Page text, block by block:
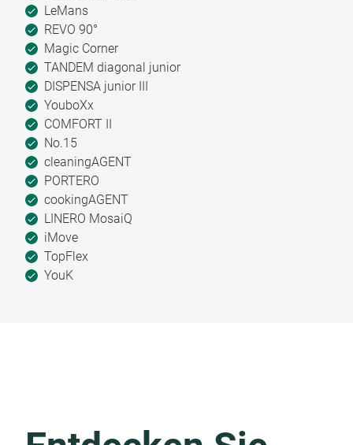
LeMans
REVO 90°
Magic Corner
TANDEM diagonal junior
DISPENSA junior III
YouboXx
COMFORT II
No.15
cleaningAGENT
PORTERO
cookingAGENT
LINERO MosaiQ
iMove
TopFlex
YouK